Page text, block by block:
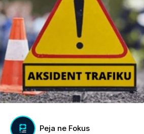
Peja ne Fokus